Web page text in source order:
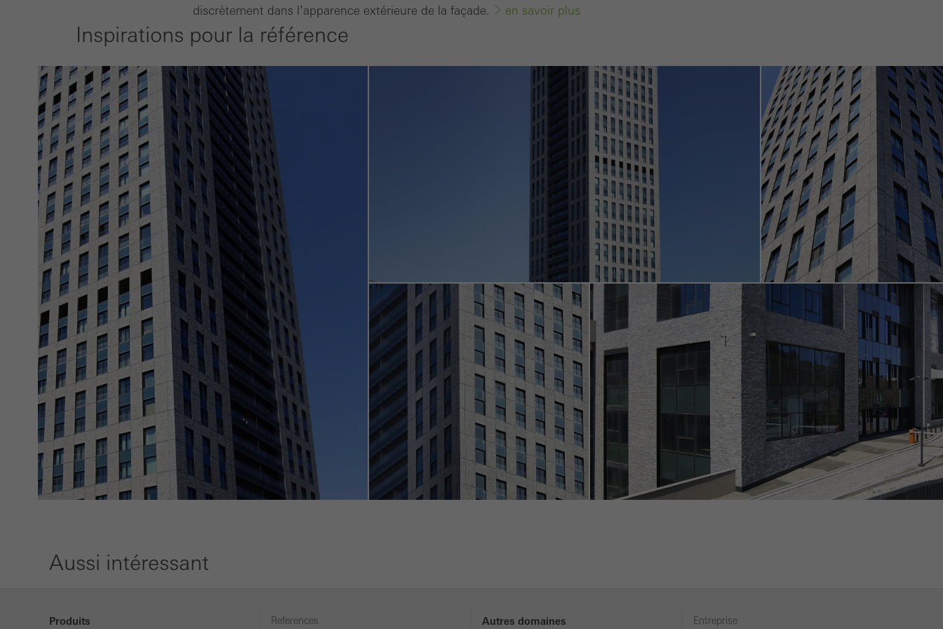
discrètement dans l’apparence extérieure de la façade.
en savoir plus
Inspirations pour la référence
Aussi intéressant
Produits References Autres domaines Entreprise
pour optimiser l´offre, par exemple en évaluant les campagnes qui ont été menées. Ces
cookies sont utilisés pour améliorer la fonctionnalité du site web et donc l´expérience de l
visites, le temps moyen passé sur le site, les pages consultées.
Les cookies marketing sont utilisés par des tiers pour afficher des publicités personnalisées
et attrayantes pour les utilisateurs individuels. Pour ce faire, ils suivent les visiteurs sur les
sites web. Cela implique également l´utilisation de services de tiers qui sont responsables
Annuler Sauvegarder